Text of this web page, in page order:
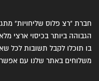
חברת "רצ פלוס שליחויות"
הגבוהה ביותר בכיסוי ארצי
בו תוכלו לקבל תשובות לכל
משלוחים באתר שלנו עם